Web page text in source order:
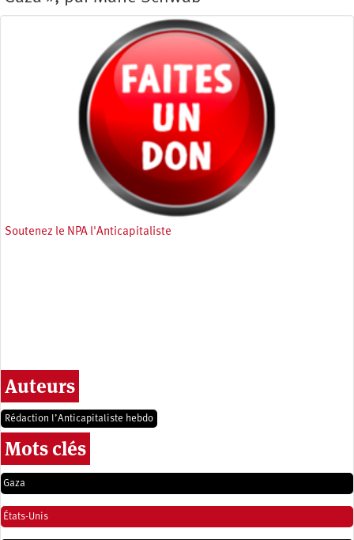
Soutenez le NPA l'Anticapitaliste
Auteurs
Rédaction l’Anticapitaliste hebdo
Mots clés
Gaza
États-Unis